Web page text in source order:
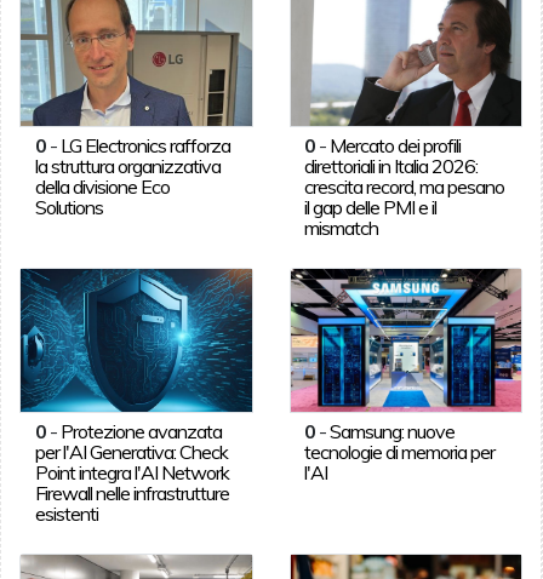
0- LG Electronics rafforza
la struttura organizzativa
della divisione Eco
Solutions
0 - Mercato dei profili
direttoriali in Italia 2026:
crescita record, ma pesano
il gap delle PMI e il
mismatch
0- Protezione avanzata
per l'AI Generativa: Check
Point integra l'AI Network
Firewall nelle infrastrutture
esistenti
0 -Samsung: nuove
tecnologie di memoria per
l'AI